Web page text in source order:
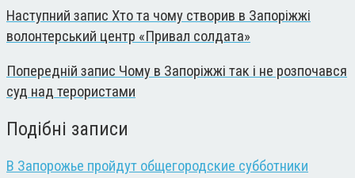
Наступний запис Хто та чому створив в Запоріжжі
волонтерський центр «Привал солдата»
Попередній запис Чому в Запоріжжі так і не розпочався
суд над терористами
Подібні записи
В Запорожье пройдут общегородские субботники